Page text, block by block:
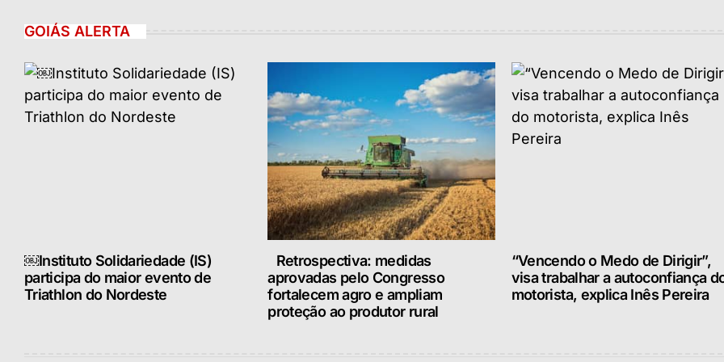
GOIÁS ALERTA
￼Instituto Solidariedade (IS)
participa do maior evento de
Triathlon do Nordeste
Retrospectiva: medidas
aprovadas pelo Congresso
fortalecem agro e ampliam
proteção ao produtor rural
“Vencendo o Medo de Dirigir”,
visa trabalhar a autoconfiança
motorista, explica Inês Pereira